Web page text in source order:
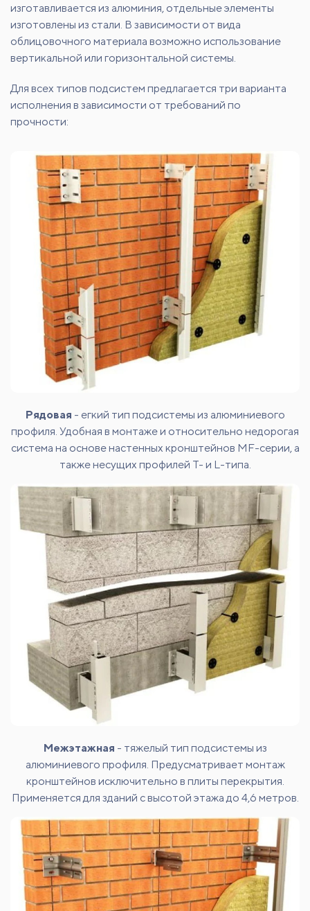
изготавливается из алюминия, отдельные элементы
изготовлены из стали. В зависимости от вида
облицовочного материала возможно использование
вертикальной или горизонтальной системы.
Для всех типов подсистем предлагается три варианта
исполнения в зависимости от требований по
прочности:
Рядовая - егкий тип подсистемы из алюминиевого
профиля. Удобная в монтаже и относительно недорогая
система на основе настенных кронштейнов MF-серии, а
также несущих профилей T- и L-типа.
Межэтажная - тяжелый тип подсистемы из
алюминиевого профиля. Предусматривает монтаж
кронштейнов исключительно в плиты перекрытия.
Применяется для зданий с высотой этажа до 4,6 метров.